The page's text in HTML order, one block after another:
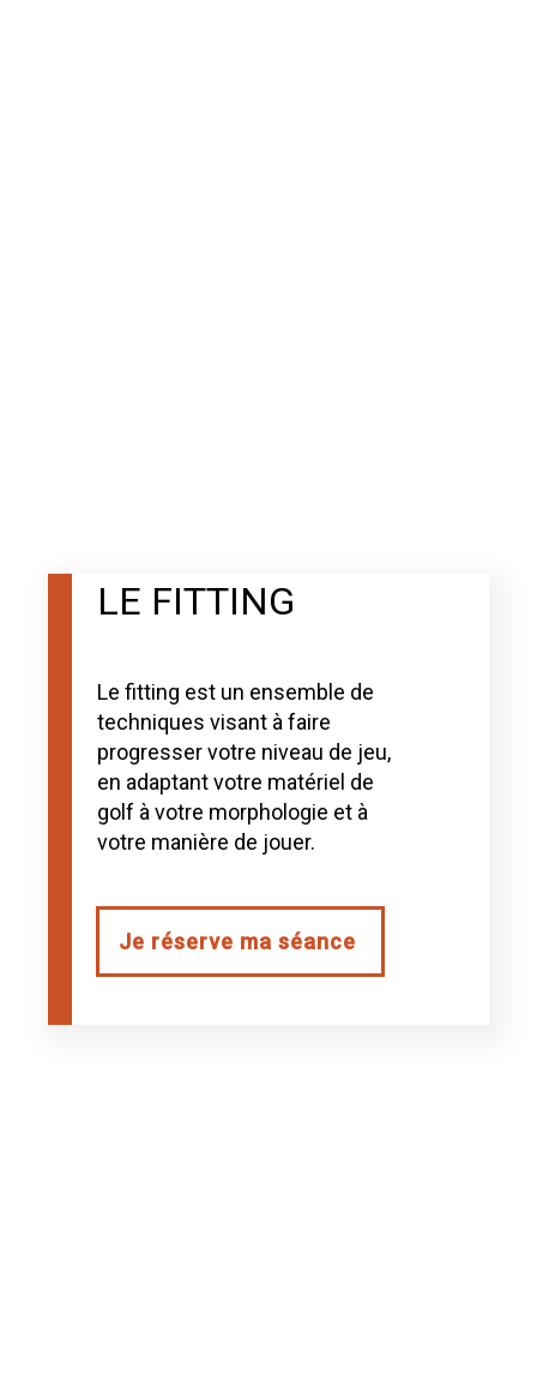
LE FITTING
Le fitting est un ensemble de
techniques visant à faire
progresser votre niveau de jeu,
en adaptant votre matériel de
golf à votre morphologie et à
votre manière de jouer.
Je réserve ma séance